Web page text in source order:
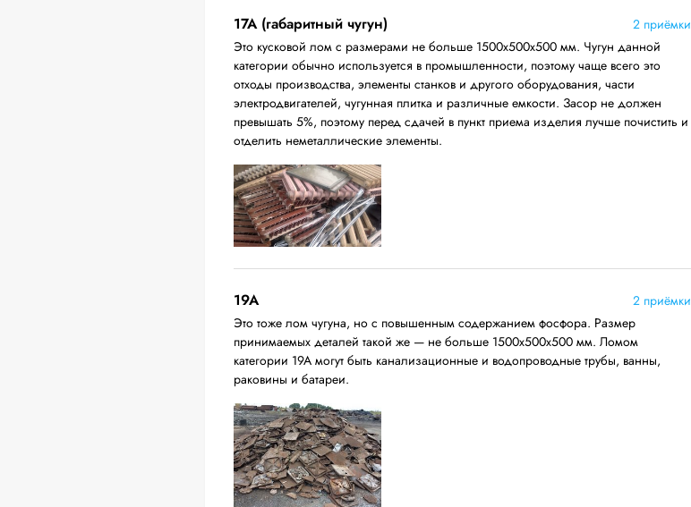
17А (габаритный чугун)
2 приёмки
Это кусковой лом с размерами не больше 1500х500х500 мм. Чугун данной
категории обычно используется в промышленности, поэтому чаще всего это
отходы производства, элементы станков и другого оборудования, части
электродвигателей, чугунная плитка и различные емкости. Засор не должен
превышать 5%, поэтому перед сдачей в пункт приема изделия лучше почистить и
отделить неметаллические элементы.
19A
2 приёмки
Это тоже лом чугуна, но с повышенным содержанием фосфора. Размер
принимаемых деталей такой же — не больше 1500х500х500 мм. Ломом
категории 19А могут быть канализационные и водопроводные трубы, ванны,
раковины и батареи.